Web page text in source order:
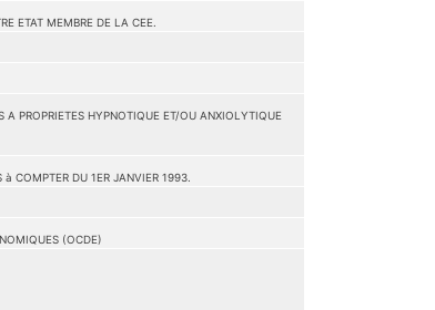
ETAT MEMBRE DE LA CEE.
PROPRIETES HYPNOTIQUE ET/OU ANXIOLYTIQUE
COMPTER DU 1ER JANVIER 1993.
(OCDE)